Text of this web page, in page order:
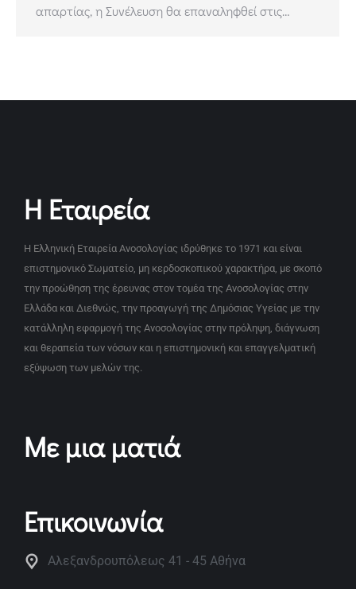
απαρτίας, η Συνέλευση θα επαναληφθεί στις…
Η Εταιρεία
Η Ελληνική Εταιρεία Ανοσολογίας ιδρύθηκε το 1971 και είναι
επιστημονικό Σωματείο, μη κερδοσκοπικού χαρακτήρα, με σκοπό
την προώθηση της έρευνας στον τομέα της Ανοσολογίας στην
Ελλάδα και Διεθνώς, την προαγωγή της Δημόσιας Υγείας με την
κατάλληλη εφαρμογή της Ανοσολογίας στην πρόληψη, διάγνωση
και θεραπεία των νόσων και η επιστημονική και επαγγελματική
εξύψωση των μελών της.
Με μια ματιά
Επικοινωνία
Αλεξανδρουπόλεως 41 - 45 Αθήνα